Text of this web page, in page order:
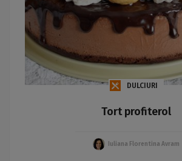
DULCIURI
Tort profiterol
Iuliana Florentina Avram